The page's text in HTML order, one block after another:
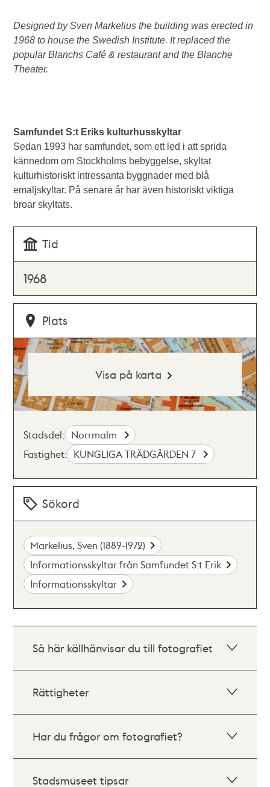
Designed by Sven Markelius the building was erected in
1968 to house the Swedish Institute. It replaced the
popular Blanchs Café & restaurant and the Blanche
Theater.
Samfundet S:t Eriks kulturhusskyltar
Sedan 1993 har samfundet, som ett led i att sprida
kännedom om Stockholms bebyggelse, skyltat
kulturhistoriskt intressanta byggnader med blå
emaljskyltar. På senare år har även historiskt viktiga
broar skyltats.
Tid
1968
Plats
Visa på karta
Stadsdel: Norrmalm
Fastighet: KUNGLIGA TRÄDGÅRDEN 7
Sökord
Markelius, Sven (1889-1972)
Informationsskyltar från Samfundet S:t Erik
Informationsskyltar
Så här källhänvisar du till fotografiet
Rättigheter
Har du frågor om fotografiet?
Stadsmuseet tipsar